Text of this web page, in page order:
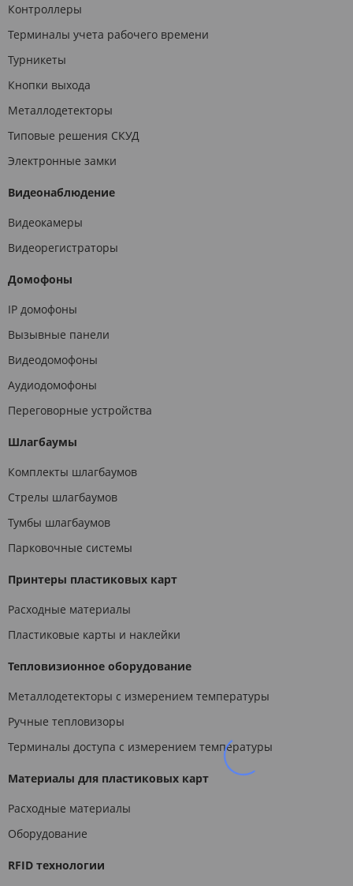
Контроллеры
Терминалы учета рабочего времени
Турникеты
Кнопки выхода
Металлодетекторы
Типовые решения СКУД
Электронные замки
Видеонаблюдение
Видеокамеры
Видеорегистраторы
Домофоны
IP домофоны
Вызывные панели
Видеодомофоны
Аудиодомофоны
Переговорные устройства
Шлагбаумы
Комплекты шлагбаумов
Стрелы шлагбаумов
Тумбы шлагбаумов
Парковочные системы
Принтеры пластиковых карт
Расходные материалы
Пластиковые карты и наклейки
Тепловизионное оборудование
Металлодетекторы с измерением температуры
Ручные тепловизоры
Терминалы доступа с измерением температуры
Материалы для пластиковых карт
Расходные материалы
Оборудование
RFID технологии